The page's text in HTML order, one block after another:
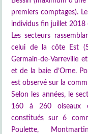
premiers comptages).
individus fin juillet
Les secteurs
celui de la côte Est
Germain-de-Varreville
et de la baie d’Orne.
est observé sur la
Selon les années, le
160 à 260 oiseaux
constitués sur 6
Poulette,